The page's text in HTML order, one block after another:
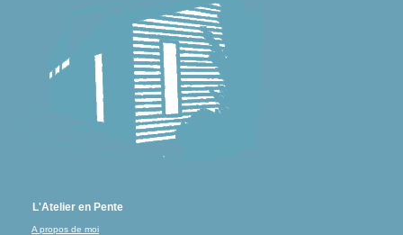
L'Atelier en Pente
A propos de moi